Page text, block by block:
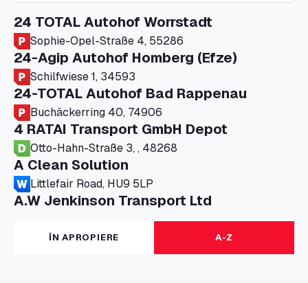
24 TOTAL Autohof Worrstadt
Sophie-Opel-Straße 4, 55286
24-Agip Autohof Homberg (Efze)
Schilfwiese 1, 34593
24-TOTAL Autohof Bad Rappenau
Buchäckerring 40, 74906
4 RATAI Transport GmbH Depot
Otto-Hahn-Straße 3, , 48268
A Clean Solution
Littlefair Road, HU9 5LP
A.W Jenkinson Transport Ltd
Progress House, ME11 5GA
A+G Nettetal - Depot Parking
Am Panneschopp 7, 41334
ÎN APROPIERE A-Z